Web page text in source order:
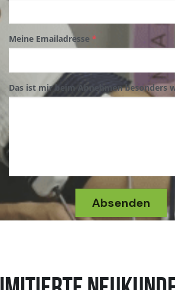
Meine Emailadresse *
Das ist mir beim Abnehmen besonders
Absenden